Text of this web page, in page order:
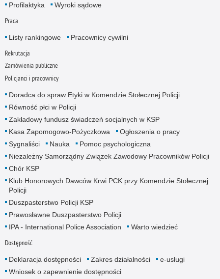
Profilaktyka
Wyroki sądowe
Praca
Listy rankingowe Pracownicy cywilni
Rekrutacja
Zamówienia publiczne
Policjanci i pracownicy
Doradca do spraw Etyki w Komendzie Stołecznej Policji
Równość płci w Policji
Zakładowy fundusz świadczeń socjalnych w KSP
Kasa Zapomogowo-Pożyczkowa
Ogłoszenia o pracy
Sygnaliści
Nauka
Pomoc psychologiczna
Niezależny Samorządny Związek Zawodowy Pracowników Policji
Chór KSP
Klub Honorowych Dawców Krwi PCK przy Komendzie Stołecznej
Policji
Duszpasterstwo Policji KSP
Prawosławne Duszpasterstwo Policji
IPA - International Police Association
Warto wiedzieć
Dostępność
Deklaracja dostępności Zakres działalności
e-usługi
Wniosek o zapewnienie dostępności